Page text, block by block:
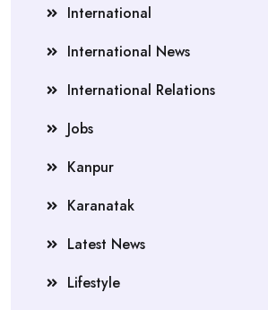
International
International News
International Relations
Jobs
Kanpur
Karanatak
Latest News
Lifestyle